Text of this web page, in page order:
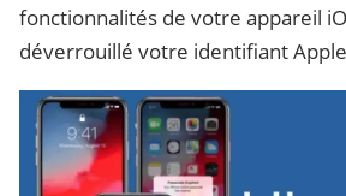
fonctionnalités de votre appareil
déverrouillé votre identifiant